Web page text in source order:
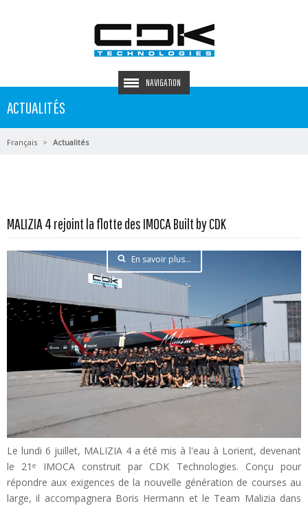
NAVIGATION
ACTUALITÉS
Français Actualités
MALIZIA 4 rejoint la flotte des IMOCA Built by CDK
En savoir plus...
Le lundi 6 juillet, MALIZIA 4 a été mis à l'eau à Lorient, devenant
le 21ᵉ IMOCA construit par CDK Technologies. Conçu pour
répondre aux exigences de la nouvelle génération de courses au
large, il accompagnera Boris Hermann et le Team Malizia dans